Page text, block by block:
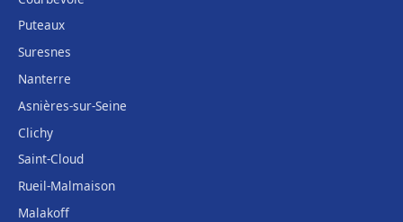
Puteaux
Suresnes
Nanterre
Asnières-sur-Seine
Clichy
Saint-Cloud
Rueil-Malmaison
Malakoff